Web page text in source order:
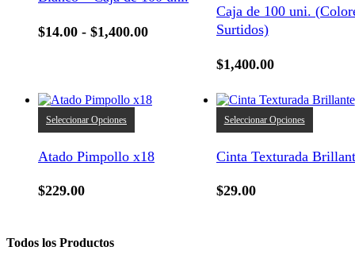
Las
se
la
página
producto
$14.00 - $1,400.00Rango
$14.00
Caja de 100 uni.
Surtidos)
$1,400.00
Seleccionar Opciones
múltiples
Atado Pimpollo x18
$229.00
Seleccionar Opciones
Cinta Texturada
$29.00
Todos los Productos